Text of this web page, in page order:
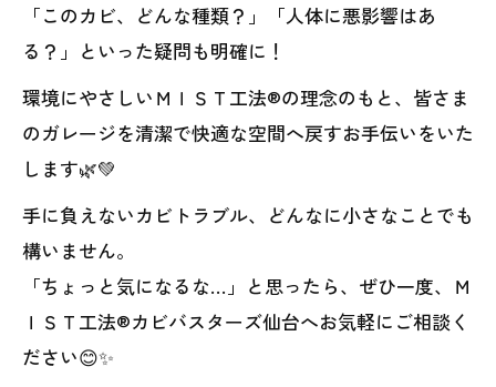
「このカビ、どんな種類？」「人体に悪影響はあ
る？」といった疑問も明確に！
環境にやさしいＭＩＳＴ工法®の理念のもと、皆さま
のガレージを清潔で快適な空間へ戻すお手伝いをいた
します🌿💚
手に負えないカビトラブル、どんなに小さなことでも
構いません。
「ちょっと気になるな…」と思ったら、ぜひ一度、Ｍ
ＩＳＴ工法®カビバスターズ仙台へお気軽にご相談く
ださい😊✨